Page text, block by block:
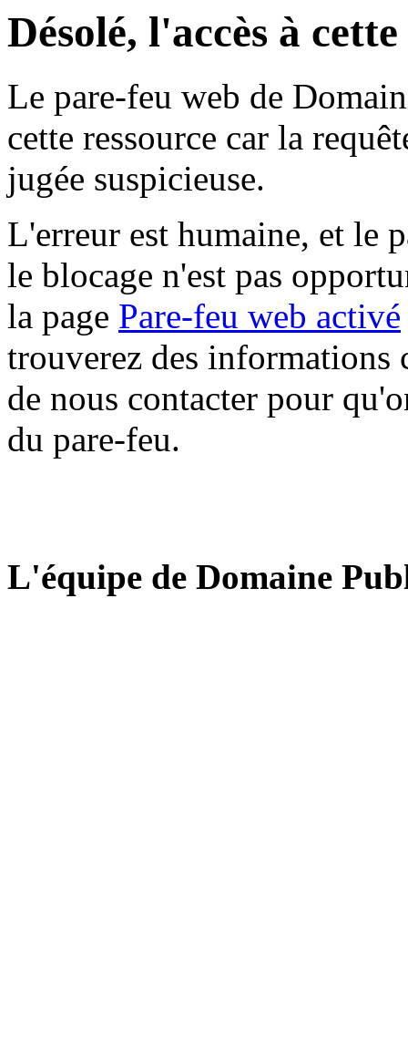
Désolé, l'accès à
Le pare-feu web de
cette ressource car la
jugée suspicieuse.
L'erreur est humaine, et le
le blocage n'est pas
la page Pare-feu web activé
trouverez des informations
de nous contacter pour
du pare-feu.
L'équipe de Domaine